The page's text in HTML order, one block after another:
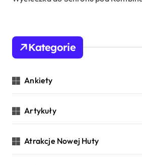
Kategorie
Ankiety
Artykuły
Atrakcje Nowej Huty